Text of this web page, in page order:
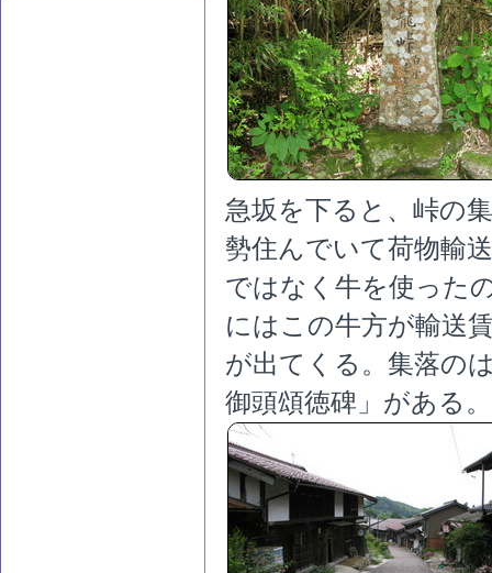
急坂を下ると、峠の
勢住んでいて荷物輸
ではなく牛を使った
にはこの牛方が輸送
が出てくる。集落の
御頭頌徳碑」がある。